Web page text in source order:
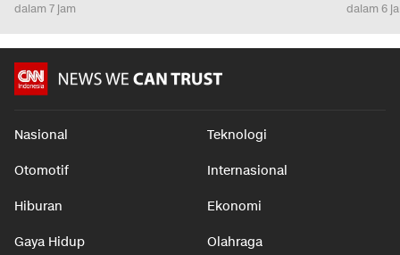
dalam 7 jam dalam 6
Nasional Teknologi
Otomotif Internasional
Hiburan Ekonomi
Gaya Hidup Olahraga